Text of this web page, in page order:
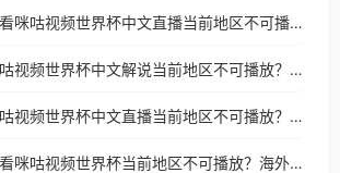
在马来西亚看咪咕视频世界杯中文直播当前地区不可播放？这篇指南帮你搞定海外看球难题
在海外看咪咕视频世界杯中文解说当前地区不可播放？这篇指南帮你解决所有问题
在越南看咪咕视频世界杯中文直播当前地区不可播放？这篇指南帮你解决所有海外观赛难题
在澳大利亚看咪咕视频世界杯当前地区不可播放？海外党体育观赛终极指南